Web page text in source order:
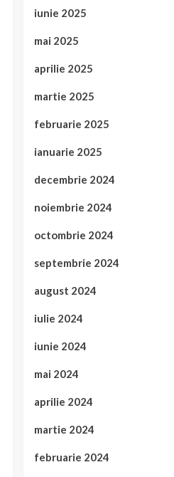
iunie 2025
mai 2025
aprilie 2025
martie 2025
februarie 2025
ianuarie 2025
decembrie 2024
noiembrie 2024
octombrie 2024
septembrie 2024
august 2024
iulie 2024
iunie 2024
mai 2024
aprilie 2024
martie 2024
februarie 2024